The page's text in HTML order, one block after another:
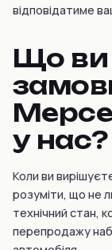
відповідатиме
Що ви
у нас?
Коли ви
розуміти, що не
технічний стан,
перепродажу